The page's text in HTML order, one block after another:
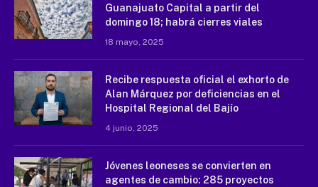
Guanajuato Capital a partir del
domingo 18; habrá cierres viales
18 mayo, 2025
Recibe respuesta oficial el exhorto de
Alan Márquez por deficiencias en el
Hospital Regional del Bajío
4 junio, 2025
Jóvenes leoneses se convierten en
agentes de cambio: 285 proyectos